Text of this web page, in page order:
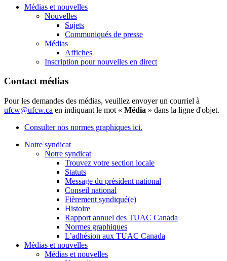
Médias et nouvelles
Nouvelles
Sujets
Communiqués de presse
Médias
Affiches
Inscription pour nouvelles en direct
Contact médias
Pour les demandes des médias, veuillez envoyer un courriel à
ufcw@ufcw.ca en indiquant le mot « Média » dans la ligne d'objet.
Consulter nos normes graphiques ici.
Notre syndicat
Notre syndicat
Trouvez votre section locale
Statuts
Message du président national
Conseil national
Fièrement syndiqué(e)
Histoire
Rapport annuel des TUAC Canada
Normes graphiques
L’adhésion aux TUAC Canada
Médias et nouvelles
Médias et nouvelles